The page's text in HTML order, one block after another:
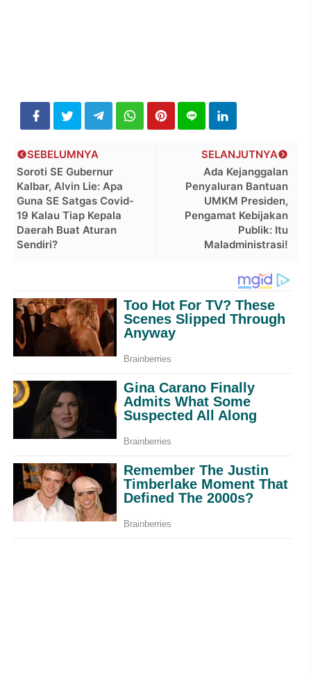
SELANJUTNYA
Ada Kejanggalan
Penyaluran Bantuan
UMKM Presiden,
Pengamat Kebijakan
Publik: Itu
Maladministrasi!
SEBELUMNYA
Soroti SE Gubernur
Kalbar, Alvin Lie: Apa
Guna SE Satgas Covid-
19 Kalau Tiap Kepala
Daerah Buat Aturan
Sendiri?